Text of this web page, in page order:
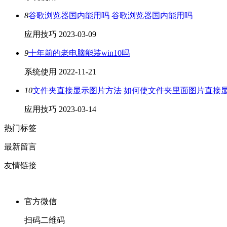
8谷歌浏览器国内能用吗 谷歌浏览器国内能用吗
应用技巧 2023-03-09
9十年前的老电脑能装win10吗
系统使用 2022-11-21
10文件夹直接显示图片方法 如何使文件夹里面图片直接
应用技巧 2023-03-14
热门标签
最新留言
友情链接
官方微信
扫码二维码